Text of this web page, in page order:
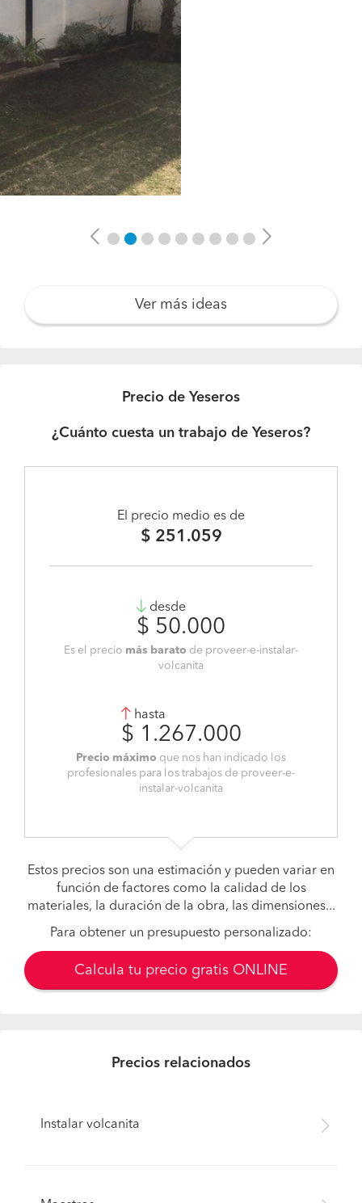
Previous Next
Ver más ideas
Precio de Yeseros
¿Cuánto cuesta un trabajo de Yeseros?
El precio medio es de
$ 251.059
desde
$ 50.000
Es el precio más barato de proveer-e-instalar-
volcanita
hasta
$ 1.267.000
Precio máximo que nos han indicado los
profesionales para los trabajos de proveer-e-
instalar-volcanita
Estos precios son una estimación y pueden variar en
función de factores como la calidad de los
materiales, la duración de la obra, las dimensiones...
Para obtener un presupuesto personalizado:
Calcula tu precio gratis ONLINE
Precios relacionados
Instalar volcanita